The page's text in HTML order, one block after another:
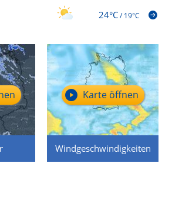
24°C/19°C
Windgeschwindigkeiten
Karte öffnen